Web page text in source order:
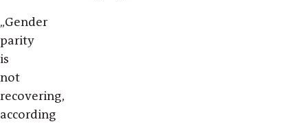
„Gender
parity
is
not
recovering,
according